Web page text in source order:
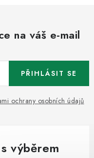
na váš e-mail
ochrany osobních údajů
PŘIHLÁSIT SE
výběrem